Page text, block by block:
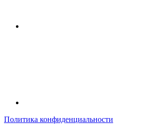
Политика конфиденциальности